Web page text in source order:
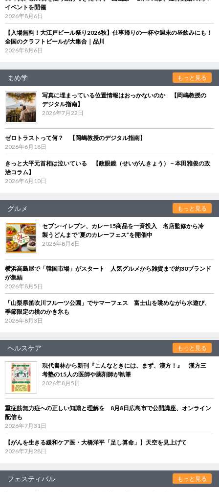
イベントを開催
2026年8月6日
【入場無料！大江戸ビール祭り2026秋】仕事帰りの一杯や週末の昼飲みにも！
全国のクラフトビールが大集合｜品川
2026年8月6日
まめ学 もっと見る
写真に埋まっている位置情報はおっかないのか 【岡嶋教授の
デジタル指南】
2026年7月22日
ゼロトラストって何？ 【岡嶋教授のデジタル指南】
2026年6月18日
きっと大平元首相は泣いている 【政眼鏡（せいがんきょう）－本田雅俊の政
治コラム】
2026年6月10日
グルメ もっと見る
セブン‐イレブン、カレー15商品を一斉投入 名店監修から冷
製うどんまで“夏のカレーフェス”を開催中
2026年8月6日
横浜高島屋で「韓国市場」がスタート 人気グルメから雑貨まで約30ブランド
が集結
2026年8月5日
「山梨県笛吹川フルーツ公園」でサマーフェス 富士山を眺めながら水遊び、
季節限定の桃のかき氷も
2026年8月3日
ヘルスケア もっと見る
現代書林から新刊『こんなときには、まず、漢方！』 漢方三
考塾の15人の医師や薬剤師が執筆
2026年8月5日
重症筋無力症への正しい知識と理解を 8月8日広島市で公開講座、オンライン
配信も
2026年7月31日
【がんを生きる緩和ケア医・大橋洋平「足し算命」】天空を見上げて
2026年7月28日
フェスティバル もっと見る